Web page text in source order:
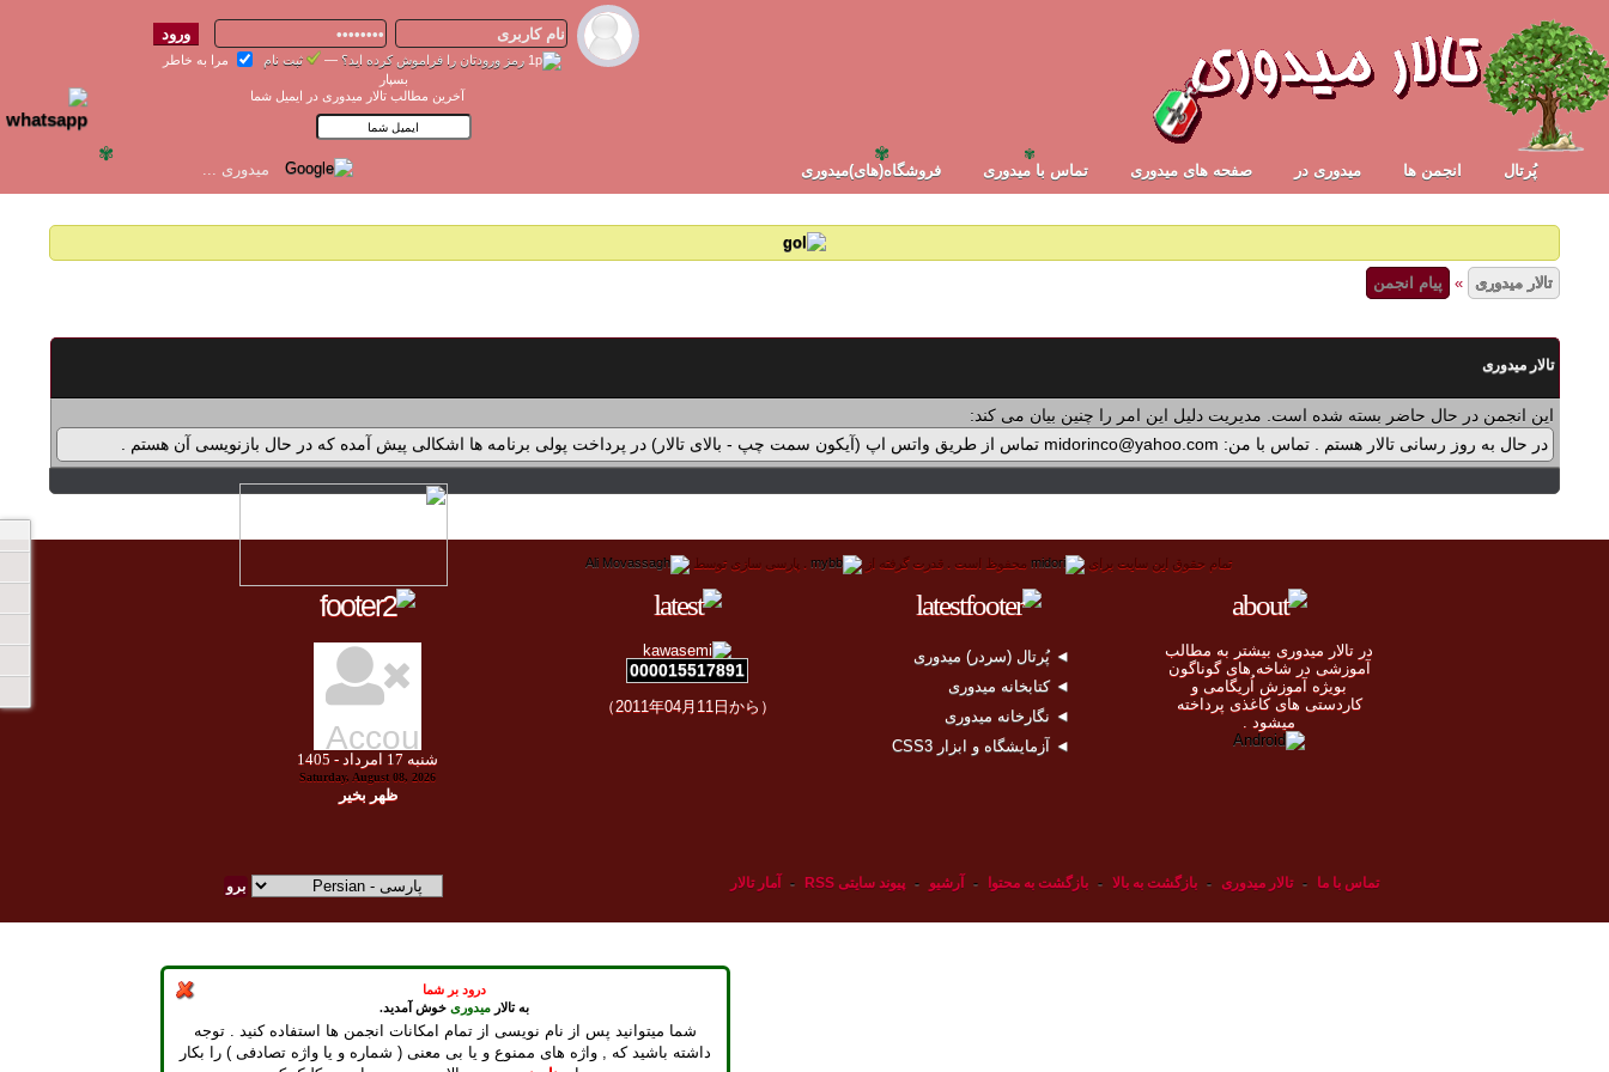
رمز ورودتان را فراموش کرده اید؟— ثبت نام
مرا به خاطر
بسپار
درود بر شما
به تالار میدوریخوش آمدید.
شما میتوانید پس از نام نویسی از تمام امکانات انجمن ها استفاده کنید . توجه
داشته باشید که , واژه های ممنوع و یا بی معنی ( شماره و یا واژه تصادفی ) را بکار
آخرین مطالب تالار میدوری در ایمیل شما
پُرتال انجمن ها ميدوری در صفحه های میدوری تماس با میدوری فروشگاه(های)میدوری
تالار میدوری » پیام انجمن
تالار میدوری
این انجمن در حال حاضر بسته شده است. مدیریت دلیل این امر را چنین بیان می کند:
در حال به روز رسانی تالار هستم . تماس با من: midorinco@yahoo.com تماس از طریق واتس اپ (آیکون سمت چپ - بالای تالار) در پرداخت پولی برنامه ها اشکالی پیش آمده که در حال بازنویسی آن هستم .
تمام حقوق اين سايت برای محفوظ است . قدرت گرفته از پارسی سازی توسط
شنبه امرداد - 1405
Saturday, August 08, 2026
ظهر بخير
000015517891
（2011年04月11日から）
◄ پُرتال (سردر) میدوری
◄ کتابخانه میدوری
◄ نگارخانه میدوری
◄ آزمایشگاه و ابزار CSS3
در تالار میدوری بيشتر به مطالب
آموزشی در شاخه های گوناگون
بویژه آموزش اُريگامی و
کاردستی های کاغذی پرداخته
ميشود .
تماس با ما - تالار میدوری - بازگشت به بالا - بازگشت به محتوا - آرشیو - پیوند سایتی RSS - آمار تالار
✾
✾
✾